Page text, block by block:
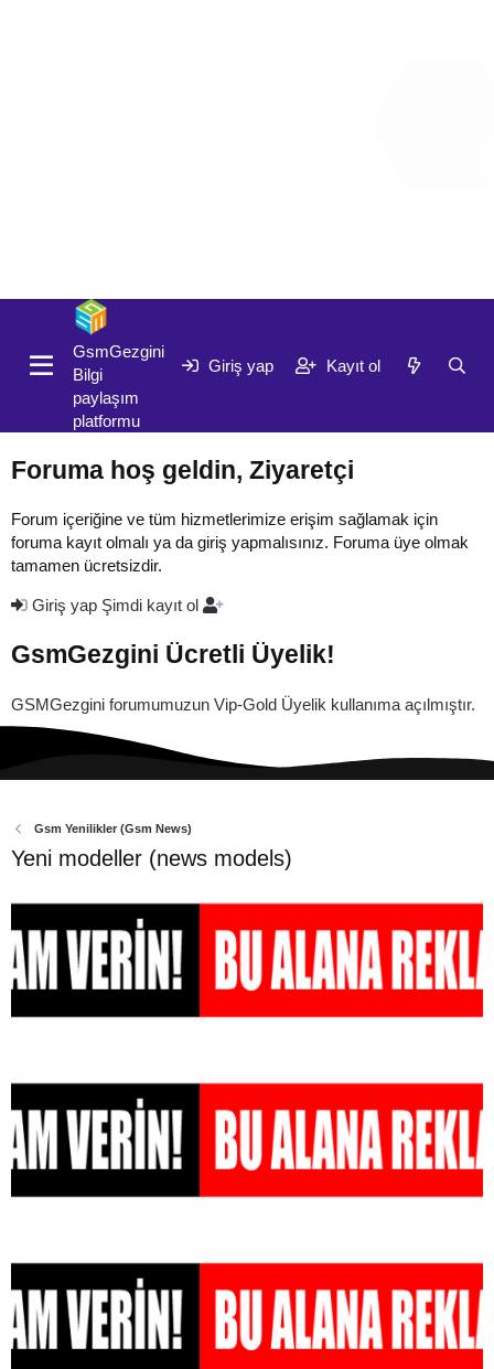
GsmGezgini
Bilgi
paylaşım
platformu
Giriş yap Kayıt ol
Foruma hoş geldin, Ziyaretçi
Forum içeriğine ve tüm hizmetlerimize erişim sağlamak için
foruma kayıt olmalı ya da giriş yapmalısınız. Foruma üye olmak
tamamen ücretsizdir.
Giriş yap Şimdi kayıt ol
GsmGezgini Ücretli Üyelik!
GSMGezgini forumumuzun Vip-Gold Üyelik kullanıma açılmıştır.
Gsm Yenilikler (Gsm News)
Yeni modeller (news models)